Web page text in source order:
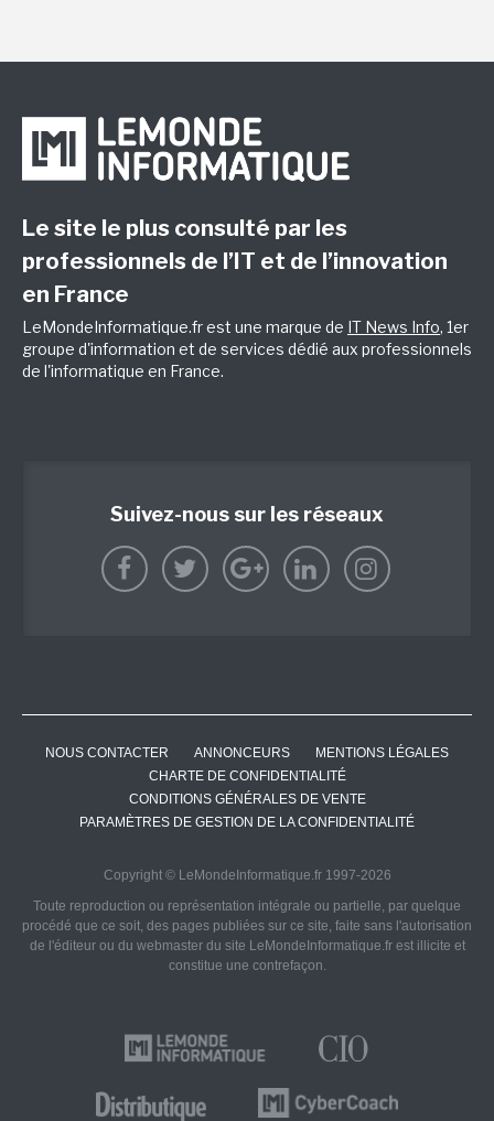
Le site le plus consulté par les
professionnels de l’IT et de l’innovation
en France
LeMondeInformatique.fr est une marque de IT News Info, 1er
groupe d'information et de services dédié aux professionnels
de l'informatique en France.
Suivez-nous sur les réseaux
NOUS CONTACTER ANNONCEURS
MENTIONS LÉGALES
CHARTE DE CONFIDENTIALITÉ
CONDITIONS GÉNÉRALES DE VENTE
PARAMÈTRES DE GESTION DE LA CONFIDENTIALITÉ
Copyright © LeMondeInformatique.fr 1997-2026
Toute reproduction ou représentation intégrale ou partielle, par quelque
procédé que ce soit, des pages publiées sur ce site, faite sans l'autorisation
de l'éditeur ou du webmaster du site LeMondeInformatique.fr est illicite et
constitue une contrefaçon.